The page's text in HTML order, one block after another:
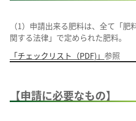
（1）申請出来る肥料は、全て「肥
関する法律」で定められた肥料。
「チェックリスト（PDF)」 参照
【申請に必要なもの】